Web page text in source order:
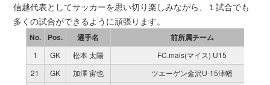
信越代表としてサッカーを思い切り楽しみながら、１試合でも
多くの試合ができるように頑張ります。
No. Pos. 選手名 前所属チーム
1 GK 松本 太陽
FC.mais(マイス) U15
21
GK 加澤 宙也
ツエーゲン金沢U-15津幡